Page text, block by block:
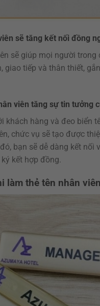
sẽ tăng kết nối đồng
sẽ giúp mọi người trong
giao tiếp và thân thiết,
viên tăng sự tin tưởng
khách hàng và đeo biển
chức vụ sẽ tạo được
bạn sẽ dễ dàng kết nối
kết hợp đồng.
làm thẻ tên nhân viên